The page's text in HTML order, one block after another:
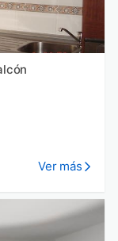
Ver más